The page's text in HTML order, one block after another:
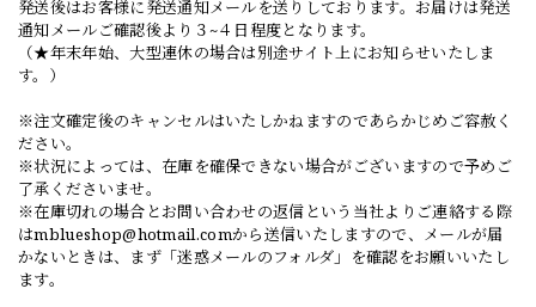
発送後はお客様に発送通知メールを送りしております。お届けは発送
通知メールご確認後より３~４日程度となります。
（★年末年始、大型連休の場合は別途サイト上にお知らせいたしま
す。）
※注文確定後のキャンセルはいたしかねますのであらかじめご容赦く
ださい。
※状況によっては、在庫を確保できない場合がございますので予めご
了承くださいませ。
※在庫切れの場合とお問い合わせの返信という当社よりご連絡する際
はmblueshop@hotmail.comから送信いたしますので、メールが届
かないときは、まず「迷惑メールのフォルダ」を確認をお願いいたし
ます。